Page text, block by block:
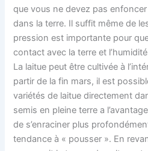
que vous ne devez pas
dans la terre. Il suffit même de
pression est importante pour
contact avec la terre et
La laitue peut être cultivée à
partir de la fin mars, il est
variétés de laitue directement
semis en pleine terre a
de s’enraciner plus
tendance à « pousser ». En